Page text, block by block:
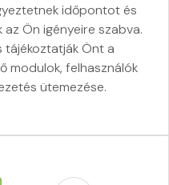
időpontot és
Ön igényeire szabva.
tájékoztatják Önt a
modulok, felhasználók
ütemezése.